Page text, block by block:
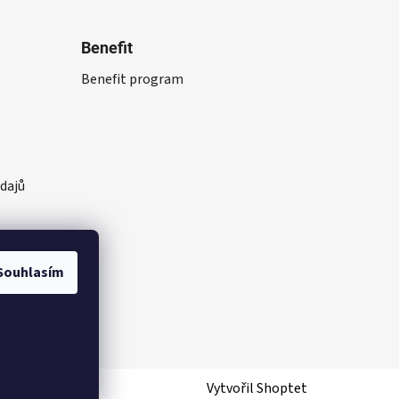
Benefit
Benefit program
Vytvořil Shoptet